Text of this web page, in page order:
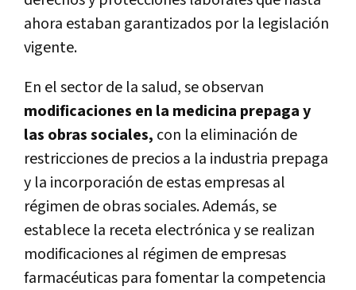
ahora estaban garantizados por la legislación
vigente.
En el sector de la salud, se observan
modificaciones en la medicina prepaga y
las obras sociales, con la eliminación de
restricciones de precios a la industria prepaga
y la incorporación de estas empresas al
régimen de obras sociales. Además, se
establece la receta electrónica y se realizan
modificaciones al régimen de empresas
farmacéuticas para fomentar la competencia